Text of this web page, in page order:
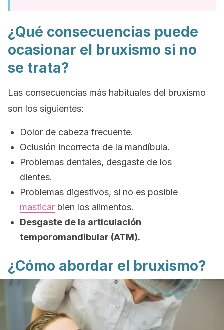
¿Qué consecuencias puede
ocasionar el bruxismo si no
se trata?
Las consecuencias más habituales del bruxismo
son los siguientes:
Dolor de cabeza frecuente.
Oclusión incorrecta de la mandíbula.
Problemas dentales, desgaste de los
dientes.
Problemas digestivos, si no es posible
masticar bien los alimentos.
Desgaste de la articulación
temporomandibular (ATM).
¿Cómo abordar el bruxismo?